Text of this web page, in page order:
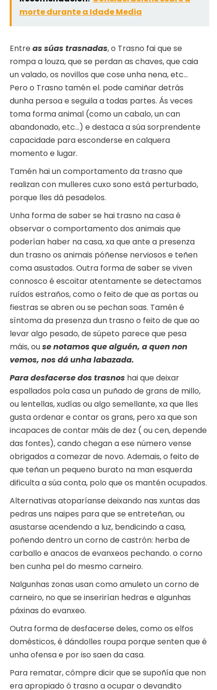
morte durante a Idade Media
Entreas súas trasnadas, o Trasno fai que se
rompa a louza, que se perdan as chaves, que caia
un valado, os novillos que cose unha nena, etc…
Pero o Trasno tamén el. pode camiñar detrás
dunha persoa e seguila a todas partes. Ás veces
toma forma animal (como un cabalo, un can
abandonado, etc…) e destaca a súa sorprendente
capacidade para esconderse en calquera
momento e lugar.
Tamén hai un comportamento da trasno que
realizan con mulleres cuxo sono está perturbado,
porque lles dá pesadelos.
Unha forma de saber se hai trasno na casa é
observar o comportamento dos animais que
poderían haber na casa, xa que ante a presenza
dun trasno os animais póñense nerviosos e teñen
coma asustados. Outra forma de saber se viven
connosco é escoitar atentamente se detectamos
ruídos estraños, como o feito de que as portas ou
fiestras se abren ou se pechan soas. Tamén é
síntoma da presenza dun trasno o feito de que ao
levar algo pesado, de súpeto parece que pesa
máis, ouse notamos que alguén, a quen non
vemos, nos dá unha labazada.
Para desfacerse dos trasnos hai que deixar
espallados pola casa un puñado de grans de millo,
ou lentellas, xudías ou algo semellante, xa que lles
gusta ordenar e contar os grans, pero xa que son
incapaces de contar máis de dez ( ou cen, depende
das fontes), cando chegan a ese número vense
obrigados a comezar de novo. Ademais, o feito de
que teñan un pequeno burato na man esquerda
dificulta a súa conta, polo que os mantén ocupados.
Alternativas atoparíanse deixando nas xuntas das
pedras uns naipes para que se entreteñan, ou
asustarse acendendo a luz, bendicindo a casa,
poñendo dentro un corno de castrón: herba de
carballo e anacos de evanxeos pechando. o corno
ben cunha pel do mesmo carneiro.
Nalgunhas zonas usan como amuleto un corno de
carneiro, no que se inserirían hedras e algunhas
páxinas do evanxeo.
Outra forma de desfacerse deles, como os elfos
domésticos, é dándolles roupa porque senten que é
unha ofensa e por iso saen da casa.
Para rematar, cómpre dicir que se supoñía que non
era apropiado ó trasno a ocupar o devandito